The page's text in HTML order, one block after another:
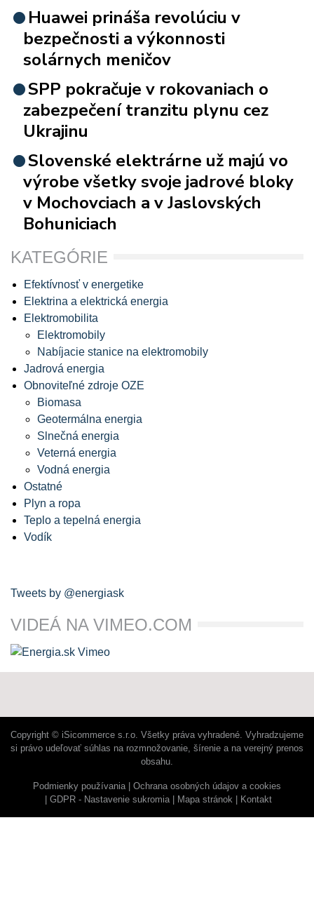
Huawei prináša revolúciu v
bezpečnosti a výkonnosti
solárnych meničov
SPP pokračuje v rokovaniach o
zabezpečení tranzitu plynu cez
Ukrajinu
Slovenské elektrárne už majú vo
výrobe všetky svoje jadrové bloky
v Mochovciach a v Jaslovských
Bohuniciach
KATEGÓRIE
Efektívnosť v energetike
Elektrina a elektrická energia
Elektromobilita
Elektromobily
Nabíjacie stanice na elektromobily
Jadrová energia
Obnoviteľné zdroje OZE
Biomasa
Geotermálna energia
Slnečná energia
Veterná energia
Vodná energia
Ostatné
Plyn a ropa
Teplo a tepelná energia
Vodík
Tweets by @energiask
VIDEÁ NA VIMEO.COM
Copyright © iSicommerce s.r.o. Všetky práva vyhradené. Vyhradzujeme
si právo udeľovať súhlas na rozmnožovanie, šírenie a na verejný prenos
obsahu.
Podmienky používania
Ochrana osobných údajov a cookies
GDPR - Nastavenie sukromia
Mapa stránok Kontakt